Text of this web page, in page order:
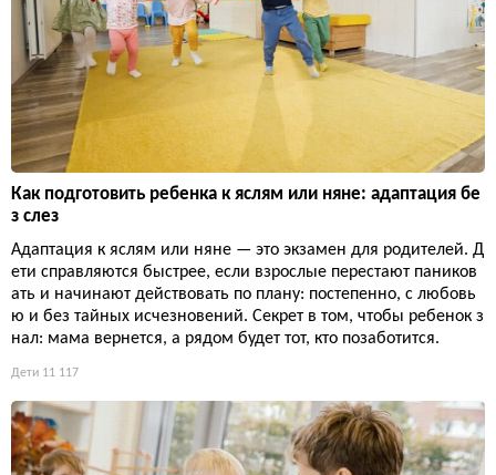
Как подготовить ребенка к яслям или няне: адаптация бе
з слез
Адаптация к яслям или няне — это экзамен для родителей. Д
ети справляются быстрее, если взрослые перестают паников
ать и начинают действовать по плану: постепенно, с любовь
ю и без тайных исчезновений. Секрет в том, чтобы ребенок з
нал: мама вернется, а рядом будет тот, кто позаботится.
Дети 11 117